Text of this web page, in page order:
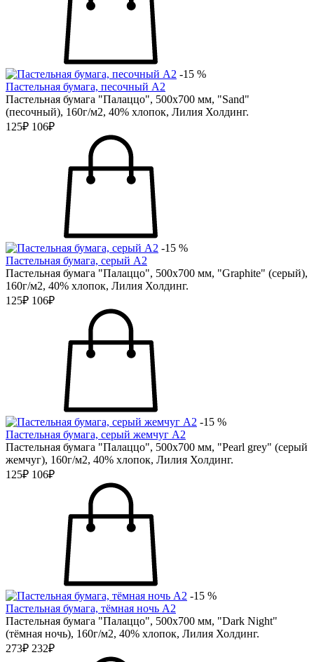
-15 %
Пастельная бумага, песочный А2
Пастельная бумага "Палаццо", 500х700 мм, "Sand"
(песочный), 160г/м2, 40% хлопок, Лилия Холдинг.
125₽ 106₽
-15 %
Пастельная бумага, серый А2
Пастельная бумага "Палаццо", 500х700 мм, "Graphite" (серый),
160г/м2, 40% хлопок, Лилия Холдинг.
125₽ 106₽
-15 %
Пастельная бумага, серый жемчуг А2
Пастельная бумага "Палаццо", 500х700 мм, "Pearl grey" (серый
жемчуг), 160г/м2, 40% хлопок, Лилия Холдинг.
125₽ 106₽
-15 %
Пастельная бумага, тёмная ночь А2
Пастельная бумага "Палаццо", 500х700 мм, "Dark Night"
(тёмная ночь), 160г/м2, 40% хлопок, Лилия Холдинг.
273₽ 232₽